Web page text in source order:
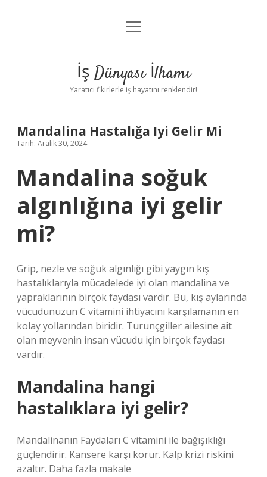
Anasayfa
Yasal Uyarı
menüyü
İş Dünyası İlhamı
Yaratıcı fikirlerle iş hayatını renklendir!
Mandalina Hastalığa Iyi Gelir Mi
Tarih: Aralık 30, 2024
Mandalina soğuk
algınlığına iyi gelir
mi?
Grip, nezle ve soğuk algınlığı gibi yaygın kış
hastalıklarıyla mücadelede iyi olan mandalina ve
yapraklarının birçok faydası vardır. Bu, kış aylarında
vücudunuzun C vitamini ihtiyacını karşılamanın en
kolay yollarından biridir. Turunçgiller ailesine ait
olan meyvenin insan vücudu için birçok faydası
vardır.
Mandalina hangi
hastalıklara iyi gelir?
Mandalinanın Faydaları C vitamini ile bağışıklığı
güçlendirir. Kansere karşı korur. Kalp krizi riskini
azaltır. Daha fazla makale